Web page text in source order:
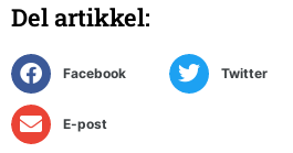
Del artikkel:
Facebook Twitter
E-post